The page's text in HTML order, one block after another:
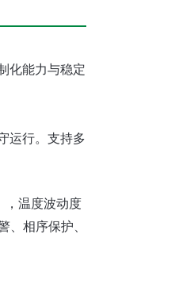
化能力与稳定
运行。 支持多
，温度波动度
、相序保护、